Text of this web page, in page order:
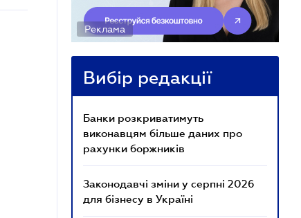
Реклама
Вибір редакції
Банки розкриватимуть
виконавцям більше даних про
рахунки боржників
Законодавчі зміни у серпні 2026
для бізнесу в Україні